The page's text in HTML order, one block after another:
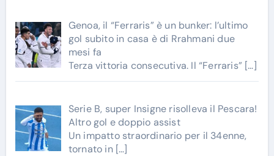
Genoa, il “Ferraris” è un bunker: l’ultimo
gol subito in casa è di Rrahmani due
mesi fa
Terza vittoria consecutiva. Il “Ferraris” […]
Serie B, super Insigne risolleva il Pescara!
Altro gol e doppio assist
Un impatto straordinario per il 34enne,
tornato in […]